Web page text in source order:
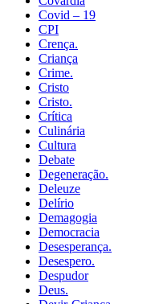
Covid – 19
CPI
Crença.
Criança
Crime.
Cristo
Cristo.
Crítica
Culinária
Cultura
Debate
Degeneração.
Deleuze
Delírio
Demagogia
Democracia
Desesperança.
Desespero.
Despudor
Deus.